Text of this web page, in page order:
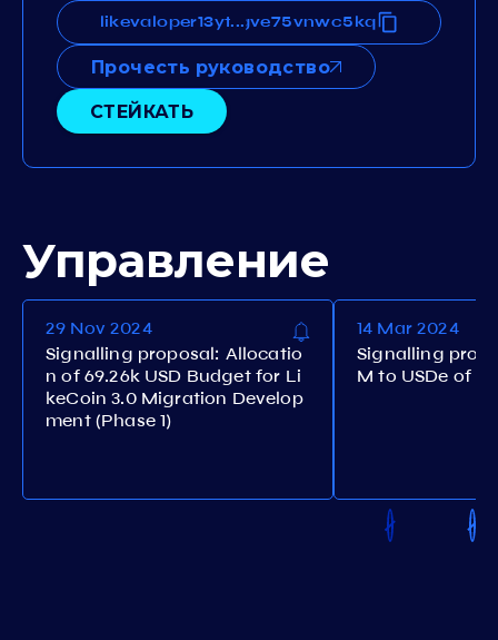
...
Прочесть руководство
СТЕЙКАТЬ
Управление
29 Nov 2024
Signalling proposal: Allocatio
n of 69.26k USD Budget for Li
keCoin 3.0 Migration Develop
ment (Phase 1)
14 Mar 2024
Signalling
M to USDe of